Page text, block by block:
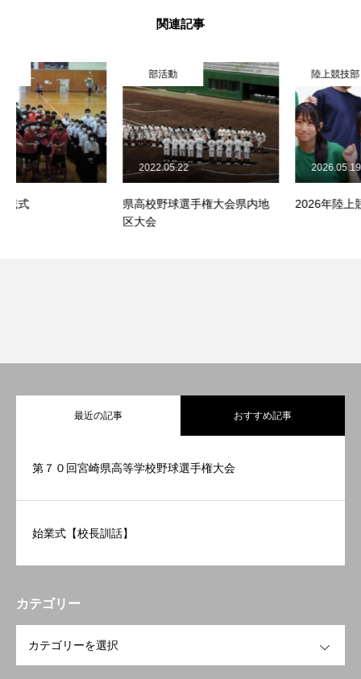
フクコウの学び
関連記事
部活動
県高校野球選手権大会県内地
2022.05.22
陸上競技部
2026年陸上競技部
2026.05.19
最近の記事 おすすめ記事
第７０回宮崎県高等学校野球選手権大会
始業式【校長訓話】
カテゴリー